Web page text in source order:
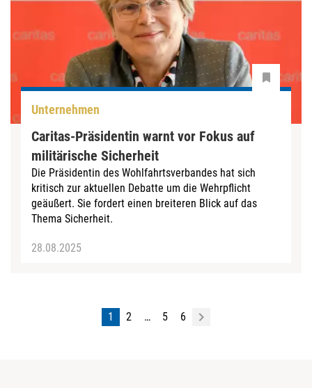
Unternehmen
Caritas-Präsidentin warnt vor Fokus auf
militärische Sicherheit
Die Präsidentin des Wohlfahrtsverbandes hat sich
kritisch zur aktuellen Debatte um die Wehrpflicht
geäußert. Sie fordert einen breiteren Blick auf das
Thema Sicherheit.
28.08.2025
1 2 … 5 6